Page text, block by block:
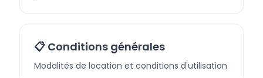
📋 Conditions générales
Modalités de location et conditions d'utilisation